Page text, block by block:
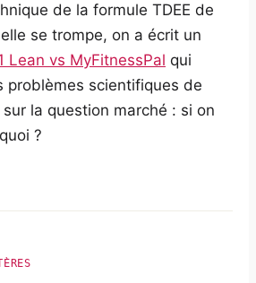
de la formule TDEE de
se trompe, on a écrit un
Lean vs MyFitnessPal qui
problèmes scientifiques de
la question marché : si on
?